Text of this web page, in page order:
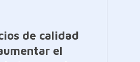
de calidad
el